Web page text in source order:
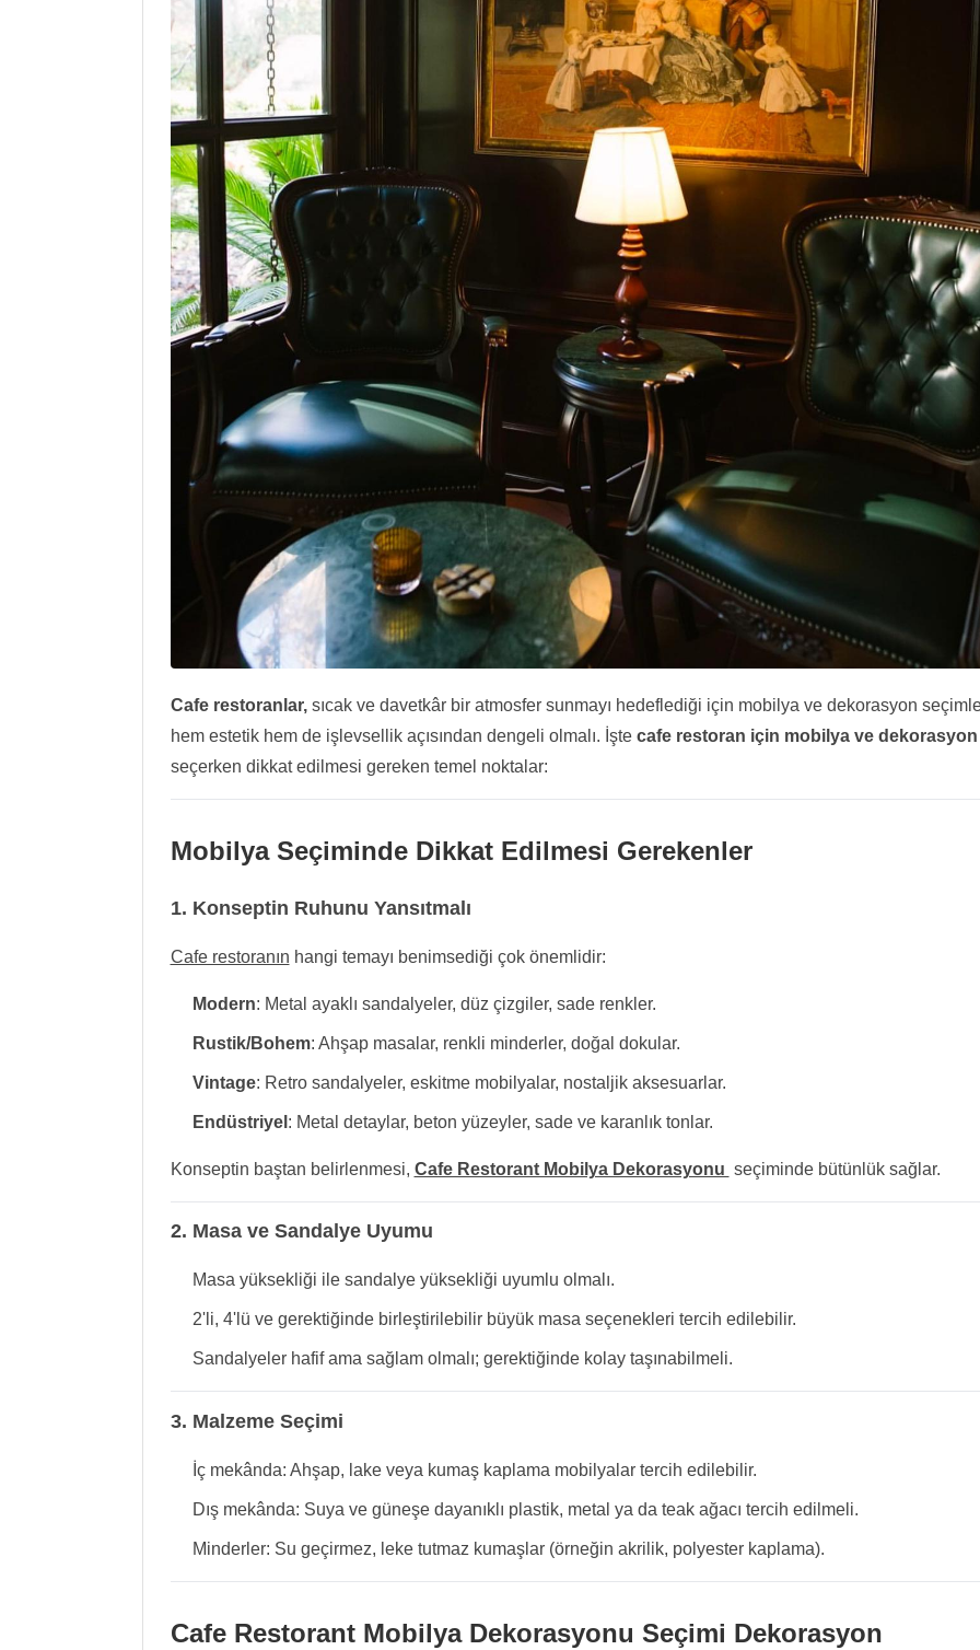
Cafe restoranlar,sıcak ve davetkâr bir atmosfer sunmayı hedeflediği için mobilya ve dekorasyon
hem estetik hem de işlevsellik açısından dengeli olmalı. İşte cafe restoran için mobilya ve dekorasyon
seçerken dikkat edilmesi gereken temel noktalar:
Mobilya Seçiminde Dikkat Edilmesi Gerekenler
1. Konseptin Ruhunu Yansıtmalı
Cafe restoranın hangi temayı benimsediği çok önemlidir:
Modern: Metal ayaklı sandalyeler, düz çizgiler, sade renkler.
Rustik/Bohem: Ahşap masalar, renkli minderler, doğal dokular.
Vintage: Retro sandalyeler, eskitme mobilyalar, nostaljik aksesuarlar.
Endüstriyel : Metal detaylar, beton yüzeyler, sade ve karanlık tonlar.
Konseptin baştan belirlenmesi, Cafe Restorant Mobilya Dekorasyonu seçiminde bütünlük sağlar.
2. Masa ve Sandalye Uyumu
Masa yüksekliği ile sandalye yüksekliği uyumlu olmalı.
2'li, 4'lü ve gerektiğinde birleştirilebilir büyük masa seçenekleri tercih edilebilir.
Sandalyeler hafif ama sağlam olmalı; gerektiğinde kolay taşınabilmeli.
3. Malzeme Seçimi
İç mekânda: Ahşap, lake veya kumaş kaplama mobilyalar tercih edilebilir.
Dış mekânda: Suya ve güneşe dayanıklı plastik, metal ya da teak ağacı tercih edilmeli.
Minderler: Su geçirmez, leke tutmaz kumaşlar (örneğin akrilik, polyester kaplama).
Cafe Restorant Mobilya Dekorasyonu Seçimi Dekorasyon